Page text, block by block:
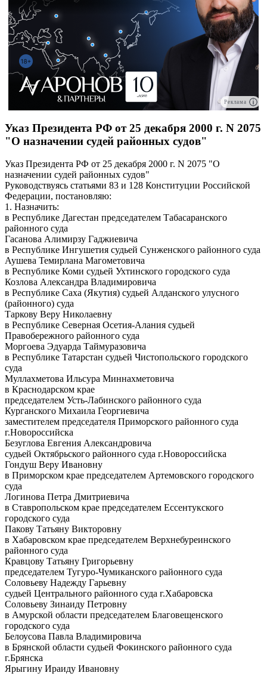
Реклама
Указ Президента РФ от 25 декабря 2000 г. N 2075
"О назначении судей районных судов"
Указ Президента РФ от 25 декабря 2000 г. N 2075 "О
назначении судей районных судов"
Руководствуясь статьями 83 и 128 Конституции Российской
Федерации, постановляю:
1. Назначить:
в Республике Дагестан председателем Табасаранского
районного суда
Гасанова Алимирзу Гаджиевича
в Республике Ингушетия судьей Сунженского районного суда
Аушева Темирлана Магометовича
в Республике Коми судьей Ухтинского городского суда
Козлова Александра Владимировича
в Республике Саха (Якутия) судьей Алданского улусного
(районного) суда
Таркову Веру Николаевну
в Республике Северная Осетия-Алания судьей
Правобережного районного суда
Моргоева Эдуарда Таймуразовича
в Республике Татарстан судьей Чистопольского городского
суда
Муллахметова Ильсура Миннахметовича
в Краснодарском крае
председателем Усть-Лабинского районного суда
Курганского Михаила Георгиевича
заместителем председателя Приморского районного суда
г.Новороссийска
Безуглова Евгения Александровича
судьей Октябрьского районного суда г.Новороссийска
Гондуш Веру Ивановну
в Приморском крае председателем Артемовского городского
суда
Логинова Петра Дмитриевича
в Ставропольском крае председателем Ессентукского
городского суда
Пакову Татьяну Викторовну
в Хабаровском крае председателем Верхнебуреинского
районного суда
Кравцову Татьяну Григорьевну
председателем Тугуро-Чумиканского районного суда
Соловьеву Надежду Гарьевну
судьей Центрального районного суда г.Хабаровска
Соловьеву Зинаиду Петровну
в Амурской области председателем Благовещенского
городского суда
Белоусова Павла Владимировича
в Брянской области судьей Фокинского районного суда
г.Брянска
Ярыгину Ираиду Ивановну